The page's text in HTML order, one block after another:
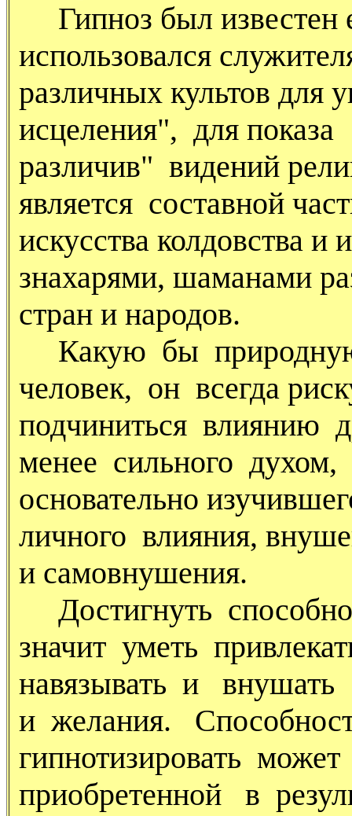
Гипноз был известен
использовался
различных культов
исцеления", для показа
различив" видений
является составной
искусства колдовства и
знахарями, шаманами
стран и народов.
Какую бы
человек, он всегда
подчиниться влиянию
менее сильного духом,
основательно
личного влияния,
и самовнушения.
Достигнуть
значит уметь
навязывать и
и желания.
гипнотизировать
приобретенной в